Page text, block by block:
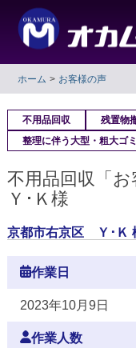
ホーム お客様の声
不用品回収 残置物
整理に伴う大型・粗大ゴ
不用品回収「
Ｙ･Ｋ様
京都市右京区 Ｙ･Ｋ
作業日
2023年10月9日
作業人数